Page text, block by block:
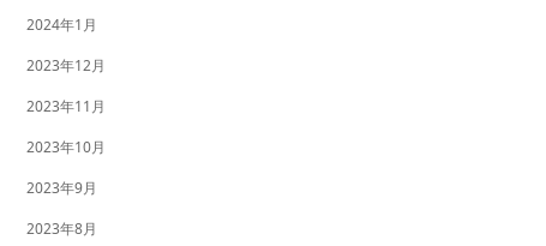
2024年1月
2023年12月
2023年11月
2023年10月
2023年9月
2023年8月